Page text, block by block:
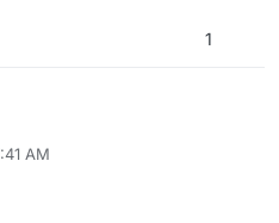
1
3.8.0, un administrateur
les commentaires des
espace.
!
AM